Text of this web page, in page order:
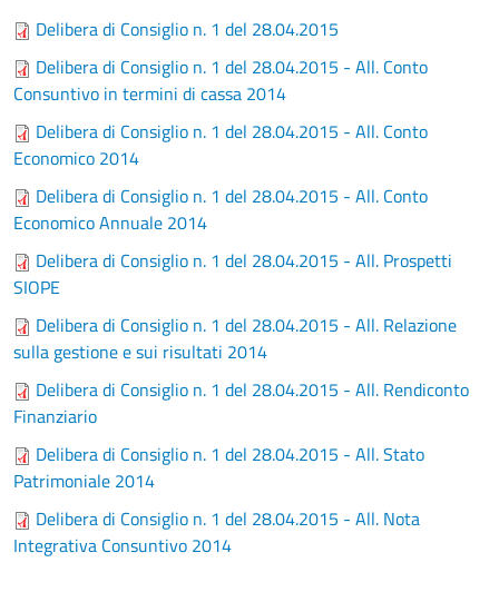
Delibera di Consiglio n. 1 del 28.04.2015
Delibera di Consiglio n. 1 del 28.04.2015 - All. Conto
Consuntivo in termini di cassa 2014
Delibera di Consiglio n. 1 del 28.04.2015 - All. Conto
Economico 2014
Delibera di Consiglio n. 1 del 28.04.2015 - All. Conto
Economico Annuale 2014
Delibera di Consiglio n. 1 del 28.04.2015 - All. Prospetti
SIOPE
Delibera di Consiglio n. 1 del 28.04.2015 - All. Relazione
sulla gestione e sui risultati 2014
Delibera di Consiglio n. 1 del 28.04.2015 - All. Rendiconto
Finanziario
Delibera di Consiglio n. 1 del 28.04.2015 - All. Stato
Patrimoniale 2014
Delibera di Consiglio n. 1 del 28.04.2015 - All. Nota
Integrativa Consuntivo 2014